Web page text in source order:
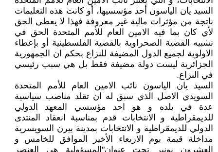
السيد يان الياسون أحد مؤسسيها، أو كانت هذه التعليمات
ناتجة من مؤثرات مالية غير معروفة فهذا لا يعطي الحق
لأي كان بما فيه الامين العام للأمم المتحدة الحق في
تشبيه القضية الصحراوية بالقضية الفلسطينية أو بإعطاء
الاولوية لجميع الدول المضيفة للنزاع بحكم ان الجمهورية
الجزائرية ليست دولة مضيفة فقط بل هي سبب رئيسي
في النزاع.
السيد يان الياسون نائب الامين العام للأمم المتحدة
السويدي الاصل الذي سبق له ان تقلد مناصب سياسية
عدة في بلده و هو احد مؤسسي المعهد الدولي
للديمقراطية و الانتخابات قدم بمناسبة انعقاد المنتدى
الدولي للديمقراطية و الانتخابات بمدينة بيرن السويسرية
مداخلة قيمة يوم الاربعاء الأخير الموافق للخامس و
العشرون نونبر تحت عنوان"المسؤولية هي العنصر